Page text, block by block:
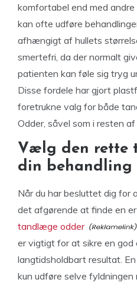
komfortabel end med
kan ofte udføre
afhængigt af hullets
smertefri, da der normalt
patienten kan føle sig tryg
Disse fordele har gjort
foretrukne valg for både
Odder, såvel som i resten af
Vælg den rette
din behandling
Når du har besluttet dig for
det afgørende at finde en
tandlæge odder
er vigtigt for at sikre en god
langtidsholdbart resultat.
kun udføre selve